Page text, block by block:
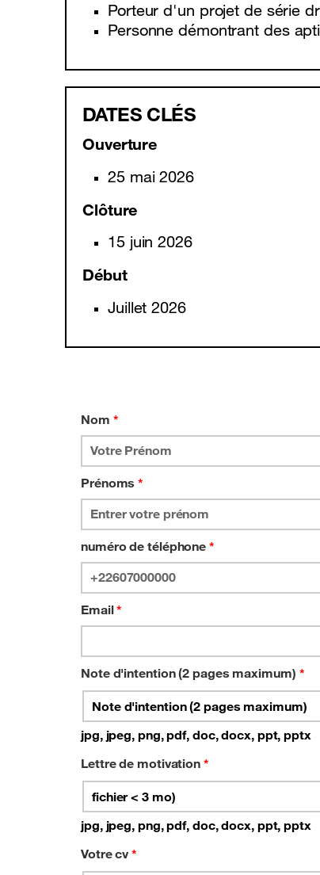
Porteur d'un projet de série
Personne démontrant des
DATES CLÉS
Ouverture
25 mai 2026
Clôture
15 juin 2026
Début
Juillet 2026
Nom *
Prénoms*
numéro de téléphone *
Email*
Note d'intention (2 pages maximum) *
Note d'intention (2 pages maximum)
jpg, jpeg, png, pdf, doc, docx, ppt, pptx
Lettre de motivation *
fichier < 3 mo)
jpg, jpeg, png, pdf, doc, docx, ppt, pptx
Votre cv*